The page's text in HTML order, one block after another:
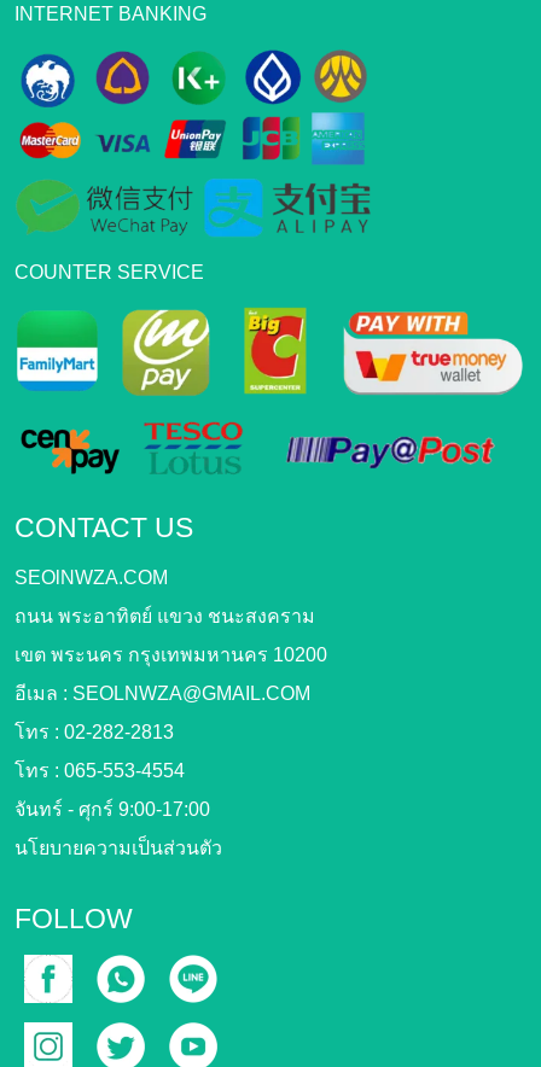
INTERNET BANKING
COUNTER SERVICE
CONTACT US
SEOlNWZA.COM
ถนน พระอาทิตย์ แขวง ชนะสงคราม
เขต พระนคร กรุงเทพมหานคร 10200
อีเมล : SEOLNWZA@GMAIL.COM
โทร : 02-282-2813
โทร : 065-553-4554
จันทร์ - ศุกร์ 9:00-17:00
นโยบายความเป็นส่วนตัว
FOLLOW